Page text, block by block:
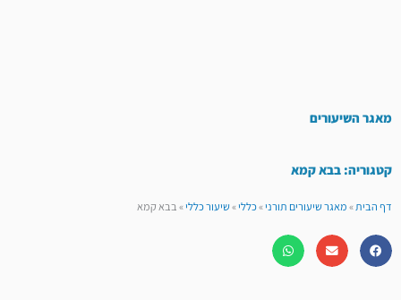
מאגר השיעורים
קטגוריה: בבא קמא
דף הבית»מאגר שיעורים תורני»כללי»שיעור כללי»בבא קמא